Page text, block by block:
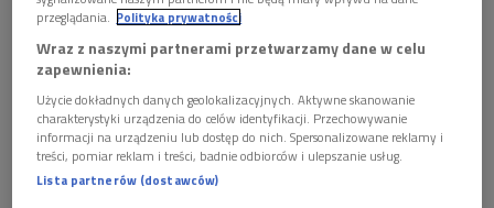
Czy ich pierwszy wspólny program telewizyjny "Latający Cyrk
Monty Pythona" był hitem od pierwszego odcinka, czy może
popularność przyszła powoli i w bólach? Na czym polega
specyfika ich humoru i jak ma się ona do przyzwyczajeń
polskiego widza? Porozmawiamy o tym - w kontekście
niedawno wydanej po polsku książki "Monty Python według
Monty Pythona" - z Michałem Sufinem z Klubu
przeglądania. Polityka prywatności
Wraz z naszymi partnerami przetwarzamy dane w celu
zapewnienia:
Użycie dokładnych danych geolokalizacyjnych. Aktywne skanowanie
charakterystyki urządzenia do celów identyfikacji. Przechowywanie
informacji na urządzeniu lub dostęp do nich. Spersonalizowane reklamy i
treści, pomiar reklam i treści, badnie odbiorców i ulepszanie usług.
Lista partnerów (dostawców)